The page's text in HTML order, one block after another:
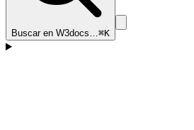
Buscar en W3docs…⌘K